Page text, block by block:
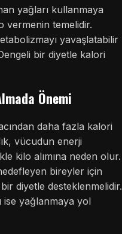
yağları kullanmaya
vermenin temelidir.
yavaşlatabilir
bir diyetle kalori
Önemi
daha fazla kalori
vücudun enerji
kilo alımına neden olur.
bireyler için
diyetle desteklenmelidir.
ise yağlanmaya yol